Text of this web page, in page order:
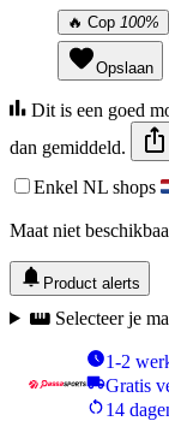
🔥 Cop 100%
Opslaan
Dit is een goed
dan gemiddeld.
Enkel NL shops
Maat niet
Product alerts
Selecteer je
1-2
Gratis
14